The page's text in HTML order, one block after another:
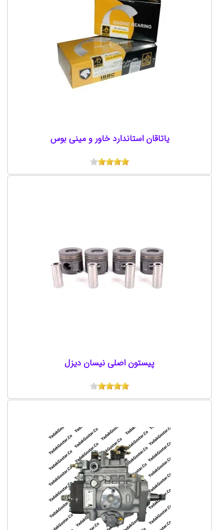
یاتاقان استاندارد خاور و مینی بوس
پیستون اصلی نیسان دیزل